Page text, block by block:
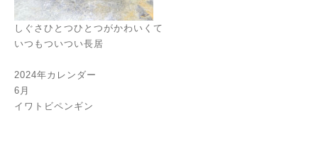
しぐさひとつひとつがかわいくて
いつもついつい長居
2024年カレンダー
6月
イワトビペンギン